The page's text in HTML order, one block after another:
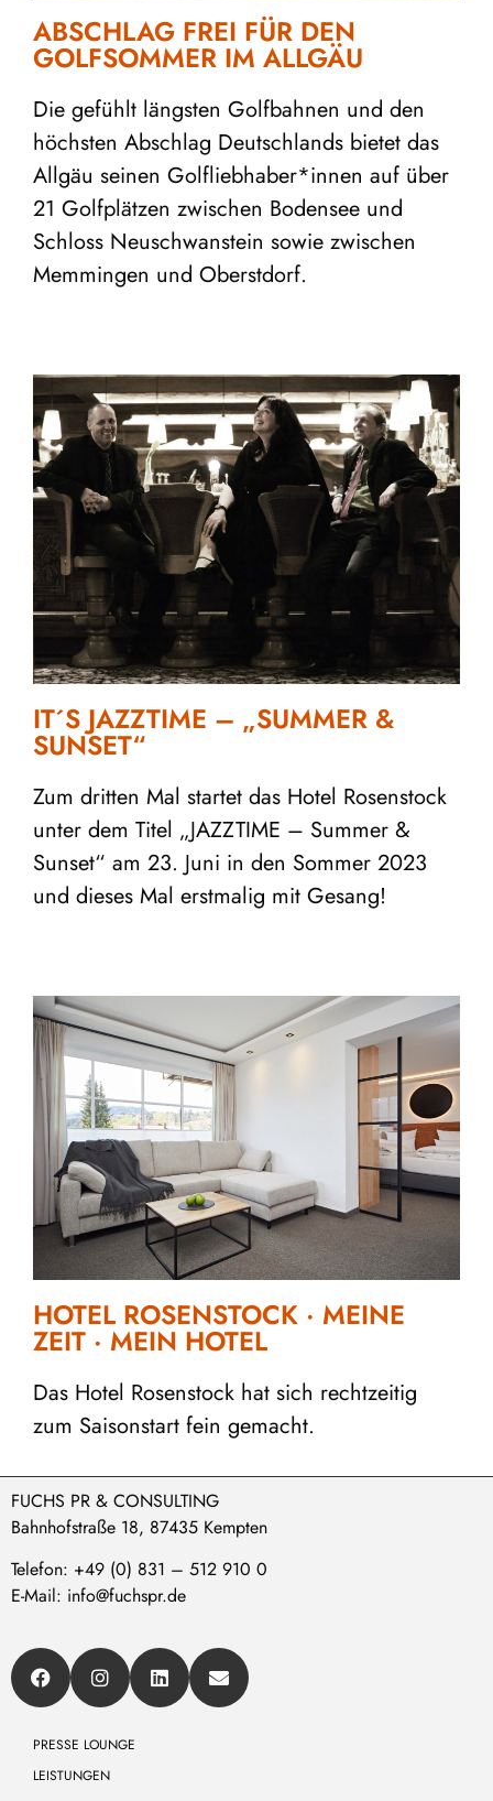
ABSCHLAG FREI FÜR DEN
GOLFSOMMER IM ALLGÄU
Die gefühlt längsten Golfbahnen und den
höchsten Abschlag Deutschlands bietet das
Allgäu seinen Golfliebhaber*innen auf über
21 Golfplätzen zwischen Bodensee und
Schloss Neuschwanstein sowie zwischen
Memmingen und Oberstdorf.
IT´S JAZZTIME – „SUMMER &
SUNSET“
Zum dritten Mal startet das Hotel Rosenstock
unter dem Titel „JAZZTIME – Summer &
Sunset“ am 23. Juni in den Sommer 2023
und dieses Mal erstmalig mit Gesang!
HOTEL ROSENSTOCK · MEINE
ZEIT · MEIN HOTEL
Das Hotel Rosenstock hat sich rechtzeitig
zum Saisonstart fein gemacht.
FUCHS PR & CONSULTING
Bahnhofstraße 18, 87435 Kempten
Telefon: +49 (0) 831 – 512 910 0
E-Mail: info@fuchspr.de
PRESSE LOUNGE
LEISTUNGEN